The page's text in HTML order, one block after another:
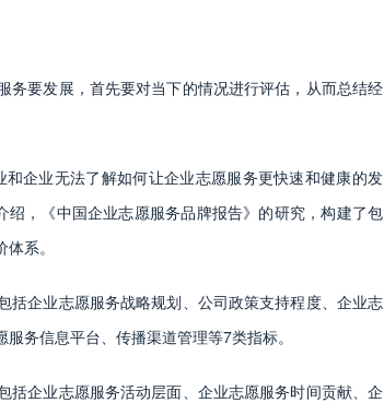
要发展，首先要对当下的情况进行评估，从而总结经
企业无法了解如何让企业志愿服务更快速和健康的发
，《中国企业志愿服务品牌报告》的研究，构建了包
系。
企业志愿服务战略规划、公司政策支持程度、企业志
务信息平台、传播渠道管理等7类指标。
企业志愿服务活动层面、企业志愿服务时间贡献、企